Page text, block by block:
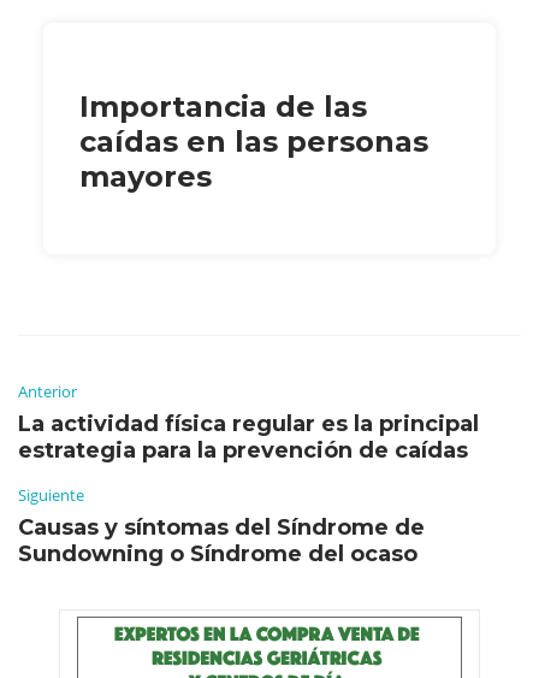
Importancia de las
caídas en las personas
mayores
Anterior
La actividad física regular es la principal
estrategia para la prevención de caídas
Siguiente
Causas y síntomas del Síndrome de
Sundowning o Síndrome del ocaso